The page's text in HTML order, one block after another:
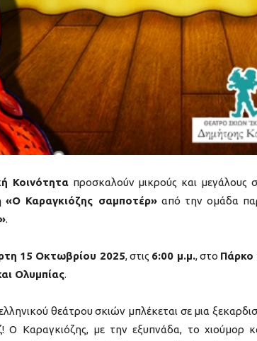
Κοινότηταπροσκαλούν μικρούς και μεγάλους
«Ο Καραγκιόζης σαμποτέρ»από την ομάδα
.
15 Οκτωβρίου 2025, στις 6:00 μ.μ., στο Πάρκο
Ολυμπίας.
θεάτρου σκιών μπλέκεται σε μια
Καραγκιόζης, με την εξυπνάδα, το χιούμορ